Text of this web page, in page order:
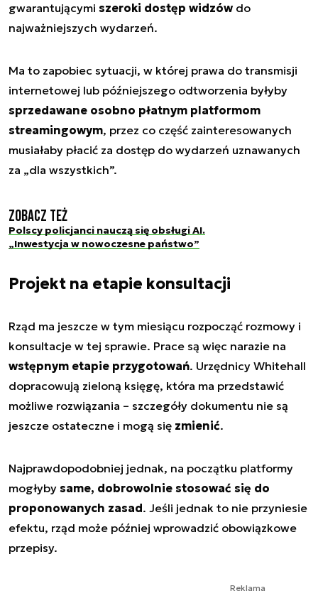
gwarantującymi szeroki dostęp widzów do
najważniejszych wydarzeń.
Ma to zapobiec sytuacji, w której prawa do transmisji
internetowej lub późniejszego odtworzenia byłyby
sprzedawane osobno płatnym platformom
streamingowym, przez co część zainteresowanych
musiałaby płacić za dostęp do wydarzeń uznawanych
za „dla wszystkich”.
Zobacz też
Polscy policjanci nauczą się obsługi AI.
„Inwestycja w nowoczesne państwo”
Projekt na etapie konsultacji
Rząd ma jeszcze w tym miesiącu rozpocząć rozmowy i
konsultacje w tej sprawie. Prace są więc narazie na
wstępnym etapie przygotowań. Urzędnicy Whitehall
dopracowują zieloną księgę, która ma przedstawić
możliwe rozwiązania – szczegóły dokumentu nie są
jeszcze ostateczne i mogą się zmienić.
Najprawdopodobniej jednak, na początku platformy
mogłyby same, dobrowolnie stosować się do
proponowanych zasad. Jeśli jednak to nie przyniesie
efektu, rząd może później wprowadzić obowiązkowe
przepisy.
Reklama